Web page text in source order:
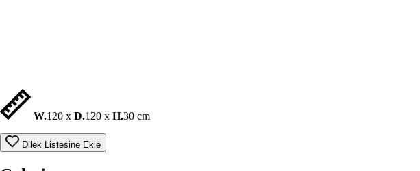
W.120 x D.120 x H.30 cm
Dilek Listesine Ekle